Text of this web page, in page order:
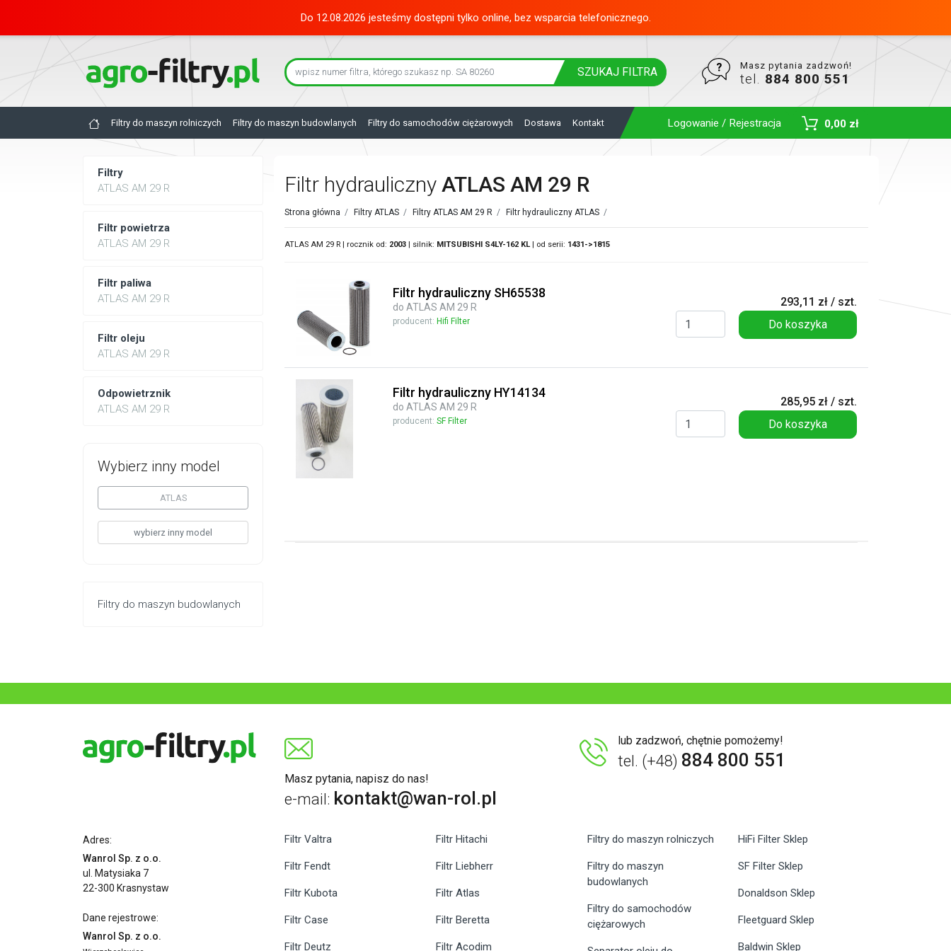
Do 12.08.2026 jesteśmy dostępni tylko online, bez wsparcia telefonicznego.
SZUKAJ FILTRA Masz pytania zadzwoń!
tel. 884 800 551
Filtry do maszyn rolniczych Filtry do maszyn budowlanych Filtry do samochodów ciężarowych Dostawa Kontakt Logowanie / Rejestracja 0,00 zł
Toggle Dropdown
Filtry
ATLAS AM 29 R
Filtr powietrza
ATLAS AM 29 R
Filtr paliwa
ATLAS AM 29 R
Filtr oleju
ATLAS AM 29 R
Odpowietrznik
ATLAS AM 29 R
Wybierz inny model
ATLAS
wybierz inny model
Filtry do maszyn budowlanych
Filtr hydrauliczny ATLAS AM 29 R
Strona główna / Filtry ATLAS / Filtry ATLAS AM 29 R / Filtr hydrauliczny ATLAS /
ATLAS AM 29 R | rocznik od: 2003 | silnik: MITSUBISHI S4LY-162 KL | od serii: 1431->1815
Filtr hydrauliczny SH65538
do ATLAS AM 29 R
producent: Hifi Filter
293,11 zł / szt.
Do koszyka
Filtr hydrauliczny HY14134
do ATLAS AM 29 R
producent:SF Filter
285,95 zł / szt.
Do koszyka
Masz pytania, napisz do nas!
e-mail: kontakt@wan-rol.pl
lub zadzwoń, chętnie pomożemy!
tel. (+48) 884 800 551
Adres:
Wanrol Sp. z o.o.
ul. Matysiaka 7
22-300 Krasnystaw
Dane rejestrowe:
Wanrol Sp. z o.o.
Filtr Valtra
Filtr Fendt
Filtr Kubota
Filtr Case
Filtr Deutz
Filtr Hitachi
Filtr Liebherr
Filtr Atlas
Filtr Beretta
Filtr Acodim
Filtry do maszyn rolniczych
Filtry do maszyn
budowlanych
Filtry do samochodów
ciężarowych
HiFi Filter Sklep
SF Filter Sklep
Donaldson Sklep
Fleetguard Sklep
Baldwin Sklep